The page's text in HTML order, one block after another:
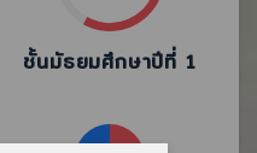
ชั้นมัธยมศึกษาปีที่ 1